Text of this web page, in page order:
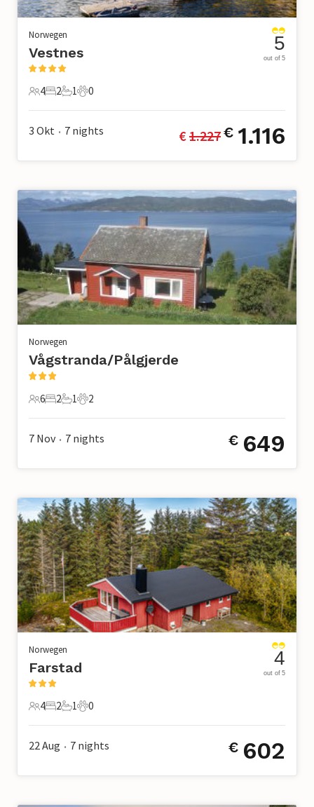
Norwegen
Vestnes
4 Gäste
4
2 Schlafzimmer
2
1 Badezimmer
1
0 Haustiere
0
5
out of 5
3 Okt • 7 nights € 1.227€ 1.116
Norwegen
Vågstranda/Pålgjerde
6 Gäste
6
2 Schlafzimmer
2
1 Badezimmer
1
2 Haustiere
2
7 Nov • 7 nights € 649
Norwegen
Farstad
4 Gäste
4
2 Schlafzimmer
2
1 Badezimmer
1
0 Haustiere
0
4
out of 5
22 Aug • 7 nights € 602